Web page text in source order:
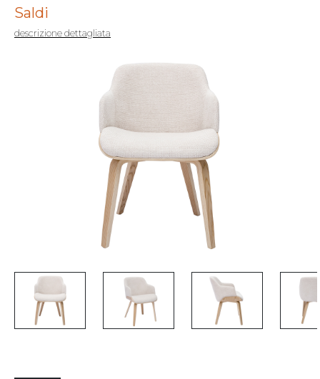
Saldi
descrizione dettagliata